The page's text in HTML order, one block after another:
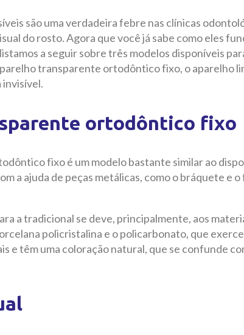
são uma verdadeira febre nas clínicas
do rosto. Agora que você já sabe como eles
a seguir sobre três modelos disponíveis
transparente ortodôntico fixo, o aparelho
invisível.
ortodôntico fixo
fixo é um modelo bastante similar ao
a ajuda de peças metálicas, como o bráquete e o
a tradicional se deve, principalmente, aos
policristalina e o policarbonato, que
e têm uma coloração natural, que se confunde